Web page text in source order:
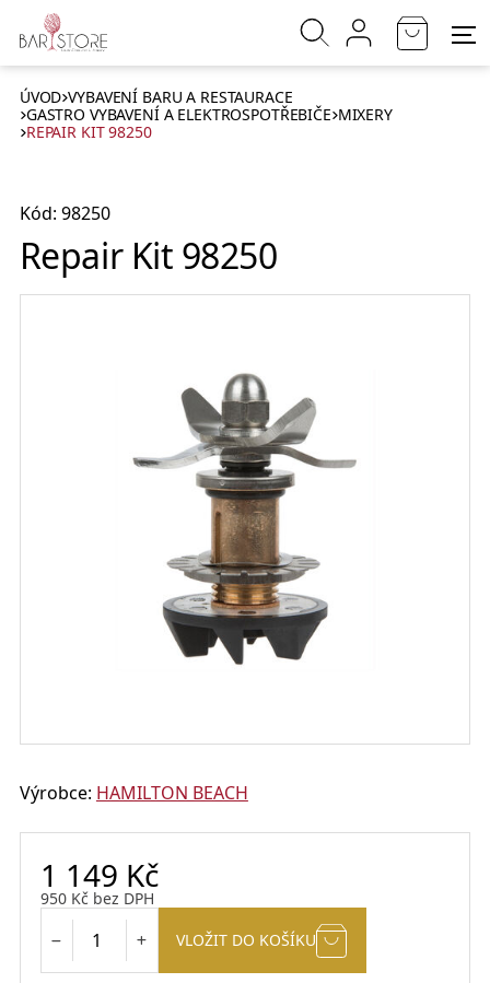
ÚVOD VYBAVENÍ BARU A RESTAURACE
GASTRO VYBAVENÍ A ELEKTROSPOTŘEBIČE MIXERY
REPAIR KIT 98250
Kód: 98250
Repair Kit 98250
Výrobce: HAMILTON BEACH
1 149 Kč
950 Kčbez DPH
VLOŽIT DO KOŠÍKU